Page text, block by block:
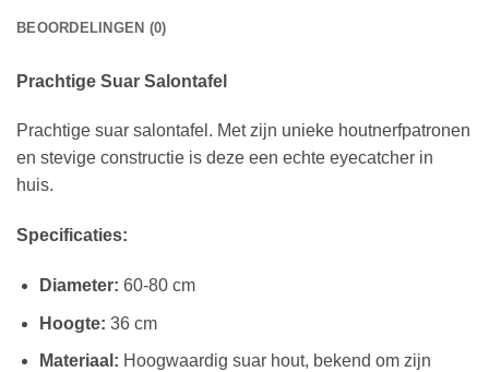
BEOORDELINGEN (0)
Prachtige Suar Salontafel
Prachtige suar salontafel. Met zijn unieke houtnerfpatronen
en stevige constructie is deze een echte eyecatcher in
huis.
Specificaties:
Diameter: 60-80 cm
Hoogte: 36 cm
Materiaal: Hoogwaardig suar hout, bekend om zijn